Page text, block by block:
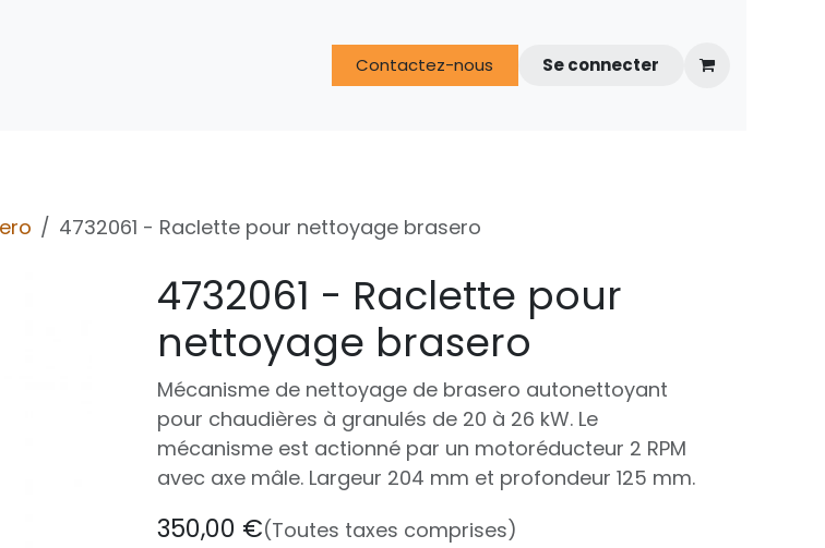
FAQ Espace techniciens
Contactez-nous Se connecter
4732061 - Raclette pour nettoyage brasero
4732061 - Raclette pour
nettoyage brasero
Mécanisme de nettoyage de brasero autonettoyant
pour chaudières à granulés de 20 à 26 kW. Le
mécanisme est actionné par un motoréducteur 2 RPM
avec axe mâle. Largeur 204 mm et profondeur 125 mm.
350,00 €(Toutes taxes comprises)